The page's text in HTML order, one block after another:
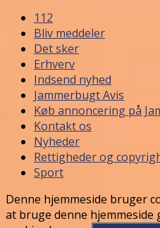
112
Bliv meddeler
Det sker
Erhverv
Indsend nyhed
Jammerbugt Avis
Køb annoncering på
Kontakt os
Nyheder
Rettigheder og
Sport
Denne hjemmeside bruger
at bruge denne hjemmeside